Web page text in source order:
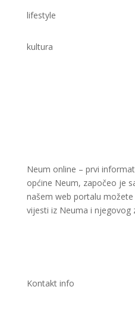
lifestyle
kultura
Neum online – prvi
općine Neum, započeo je
našem web portalu
vijesti iz Neuma i njegovog
Kontakt info